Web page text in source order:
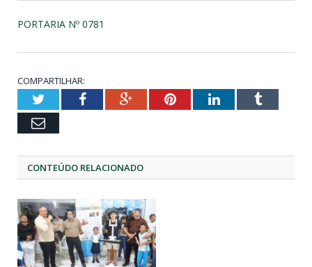
PORTARIA Nº 0781
COMPARTILHAR:
TwitterFacebookGoogle+PinterestLinkedInTumblr
Email
CONTEÚDO RELACIONADO